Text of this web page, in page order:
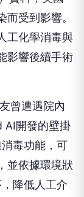
受到影響。
工化學消毒與
影響後續手術
曾遭遇院內
AI開發的壁掛
毒功能，可
並依據環境狀
降低人工介